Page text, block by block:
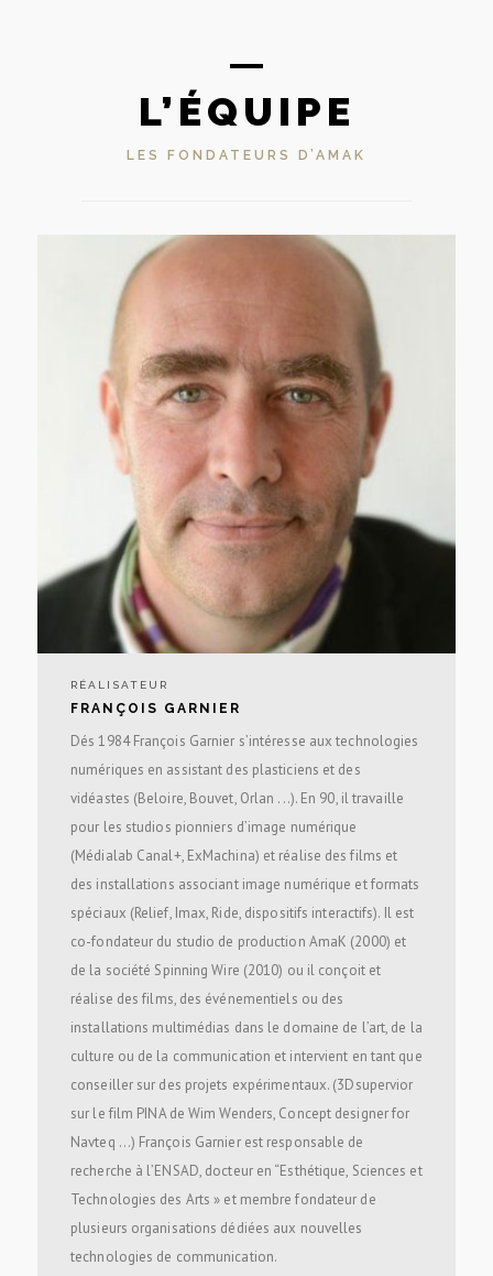
L’ÉQUIPE
LES FONDATEURS D’AMAK
RÉALISATEUR
FRANÇOIS GARNIER
Dés 1984 François Garnier sʼintéresse aux technologies
numériques en assistant des plasticiens et des
vidéastes (Beloire, Bouvet, Orlan ...). En 90, il travaille
pour les studios pionniers d’image numérique
(Médialab Canal+, ExMachina) et réalise des films et
des installations associant image numérique et formats
spéciaux (Relief, Imax, Ride, dispositifs interactifs). Il est
co-fondateur du studio de production AmaK (2000) et
de la société Spinning Wire (2010) ou il conçoit et
réalise des films, des événementiels ou des
installations multimédias dans le domaine de l’art, de la
culture ou de la communication et intervient en tant que
conseiller sur des projets expérimentaux. (3Dsupervior
sur le film PINA de Wim Wenders, Concept designer for
Navteq …) François Garnier est responsable de
recherche à lʼENSAD, docteur en “Esthétique, Sciences et
Technologies des Arts » et membre fondateur de
plusieurs organisations dédiées aux nouvelles
technologies de communication.